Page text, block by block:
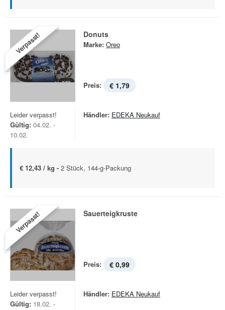
Verpasst! Donuts
Marke: Oreo
Preis: € 1,79
Leider verpasst!
Gültig: 04.02. -
10.02.
Händler: EDEKA Neukauf
€ 12,43 / kg - 2 Stück, 144-g-Packung
Verpasst! Sauerteigkruste
Preis: € 0,99
Leider verpasst!
Gültig: 18.02. -
Händler: EDEKA Neukauf